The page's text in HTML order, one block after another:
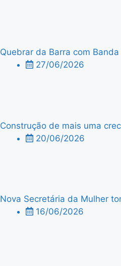
Quebrar da Barra com
27/06/2026
Construção de mais uma
20/06/2026
Nova Secretária da Mulher
16/06/2026